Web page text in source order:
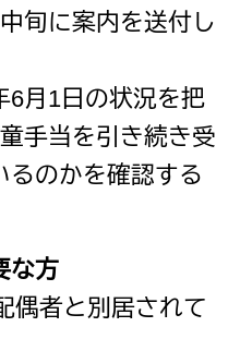
旬に案内を送付し
6月1日の状況を把
手当を引き続き受
るのかを確認する
な方
偶者と別居されて